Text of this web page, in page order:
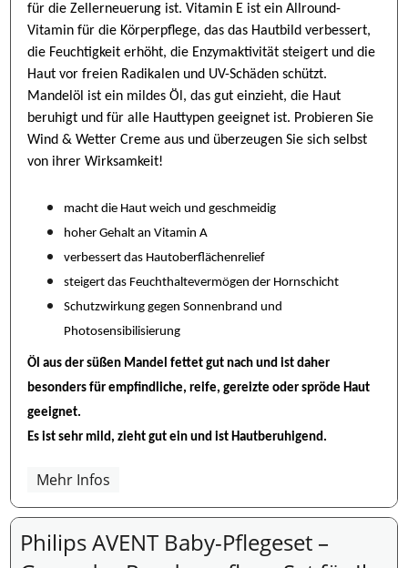
für die Zellerneuerung ist. Vitamin E ist ein Allround-
Vitamin für die Körperpflege, das das Hautbild verbessert,
die Feuchtigkeit erhöht, die Enzymaktivität steigert und die
Haut vor freien Radikalen und UV-Schäden schützt.
Mandelöl ist ein mildes Öl, das gut einzieht, die Haut
beruhigt und für alle Hauttypen geeignet ist. Probieren Sie
Wind & Wetter Creme aus und überzeugen Sie sich selbst
von ihrer Wirksamkeit!
macht die Haut weich und geschmeidig
hoher Gehalt an Vitamin A
verbessert das Hautoberflächenrelief
steigert das Feuchthaltevermögen der Hornschicht
Schutzwirkung gegen Sonnenbrand und
Photosensibilisierung
Öl aus der süßen Mandel fettet gut nach und ist daher
besonders für empfindliche, reife, gereizte oder spröde Haut
geeignet.
Es ist sehr mild, zieht gut ein und ist Hautberuhigend.
Mehr Infos
Philips AVENT Baby-Pflegeset –